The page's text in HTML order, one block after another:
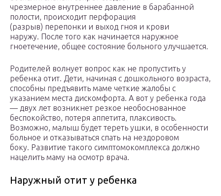
чрезмерное внутреннее давление в барабанной
полости, происходит перфорация
(разрыв) перепонки и выход гноя и крови
наружу. После того как начинается наружное
гноетечение, общее состояние больного улучшается.
Родителей волнует вопрос как не пропустить у
ребенка отит. Дети, начиная с дошкольного возраста,
способны предъявить маме четкие жалобы с
указанием места дискомфорта. А вот у ребенка года
— двух лет возникнет резкое необоснованное
беспокойство, потеря аппетита, плаксивость.
Возможно, малыш будет тереть ушки, в особенности
больное и отказываться спать на нездоровом
боку. Развитие такого симптомокомплекса должно
нацелить маму на осмотр врача.
Наружный отит у ребенка